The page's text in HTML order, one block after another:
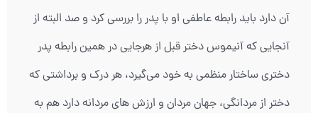
آن دارد باید رابطه عاطفی او با پدر را بررسی کرد و صد البته از
آنجایی که آنیموس دختر قبل از هرجایی در همین رابطه پدر
دختری ساختار منظمی به خود می‌گیرد، هر درک و برداشتی که
دختر از مردانگی، جهان مردان و ارزش های مردانه دارد هم به